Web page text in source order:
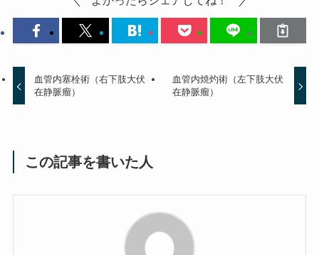
血管内塞栓術（右下肢大伏
在静脈瘤）
血管内焼灼術（左下肢大伏
在静脈瘤）
この記事を書いた人